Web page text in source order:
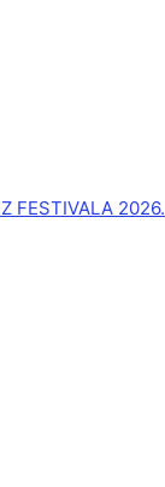
FESTIVALA 2026.